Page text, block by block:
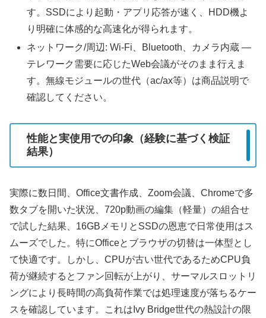
す。SSDにより起動・アプリ応答が速く、HDD機よ
り明確に体感的な高速化が得られます。
ネットワーク/周辺: Wi-Fi、Bluetooth、カメラ内蔵 —
テレワーク需要に応じたWeb会議がそのまま行えま
す。無線モジュールの世代（ac/ax等）は商品説明で
確認してください。
性能と実使用での印象（経験に基づく検証
結果）
実際に数日間、Office文書作成、Zoom会議、Chromeで多
数タブを開いた状況、720p動画の編集（軽量）の組合せ
で試した結果、16GBメモリとSSDの恩恵で日常使用はス
ムーズでした。特にOfficeとブラウザの切替は一体型とし
て快適です。しかし、CPUが古い世代であるためCPU負
荷が継続するとファン回転が上がり、サーマルスロットリ
ングにより長時間の高負荷作業では処理速度が落ちるケー
スを確認しています。これはIvy Bridge世代の熱設計の限